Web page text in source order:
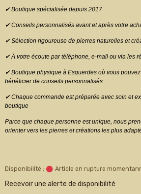
✔ Boutique spécialisée depuis 2017
✔ Conseils personnalisés avant et après votre
✔ Sélection rigoureuse de pierres naturelles et
✔ À votre écoute par téléphone, e-mail ou via les
✔ Boutique physique à Esquerdes où vous
bénéficier de conseils personnalisés
✔ Chaque commande est préparée avec soin et
boutique
Parce que chaque personne est unique, nous
orienter vers les pierres et créations les plus
Disponibilité : Article en rupture
Recevoir une alerte de disponibilité